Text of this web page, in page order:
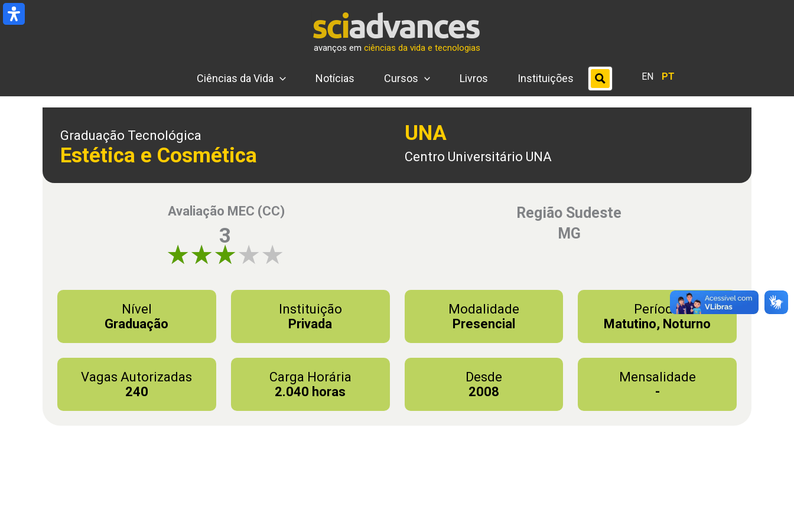
Ir
para
avanços em ciências da vida e tecnologias
Ciências da Vida Notícias Cursos Livros Instituições EN PT
Graduação Tecnológica
Estética e Cosmética
UNA
Centro Universitário UNA
Avaliação MEC (CC)
3
Região Sudeste
MG
Nível
Graduação
Instituição
Privada
Modalidade
Presencial
Período
Matutino, Noturno
Vagas Autorizadas
240
Carga Horária
2.040 horas
Desde
2008
Mensalidade
-